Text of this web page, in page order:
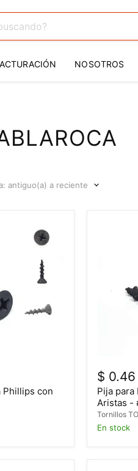
NOSOTROS
Phillips con
$ 0.46
Pija para
Aristas -
Tornillos
En stock